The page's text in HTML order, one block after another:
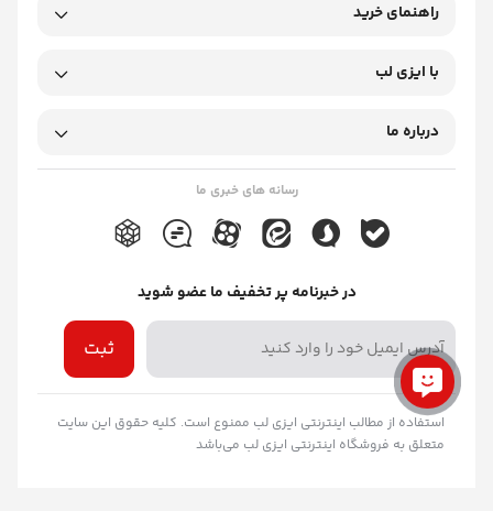
راهنمای خرید
با ایزی لب
درباره ما
رسانه های خبری ما
در خبرنامه پر تخفیف ما عضو شوید
ثبت
استفاده از مطالب اینترنتی ایزی لب ممنوع است. کلیه حقوق این سایت
متعلق به فروشگاه اینترنتی ایزی لب می‌باشد